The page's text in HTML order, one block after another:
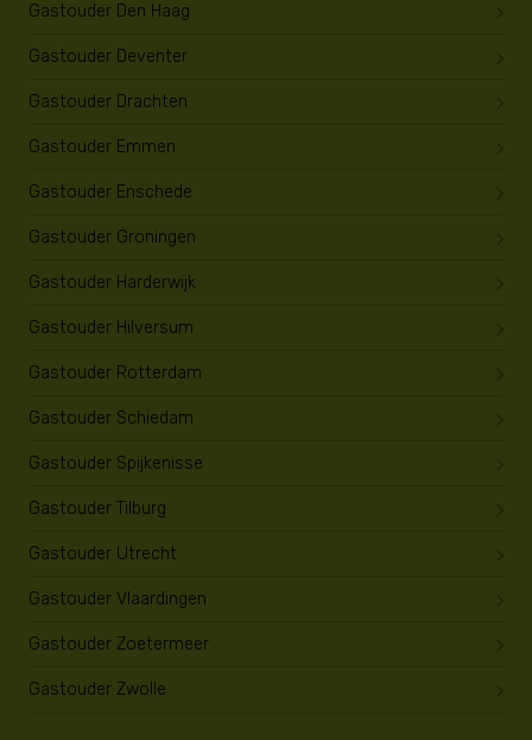
Gastouder Den Haag
Gastouder Deventer
Gastouder Drachten
Gastouder Emmen
Gastouder Enschede
Gastouder Groningen
Gastouder Harderwijk
Gastouder Hilversum
Gastouder Rotterdam
Gastouder Schiedam
Gastouder Spijkenisse
Gastouder Tilburg
Gastouder Utrecht
Gastouder Vlaardingen
Gastouder Zoetermeer
Gastouder Zwolle